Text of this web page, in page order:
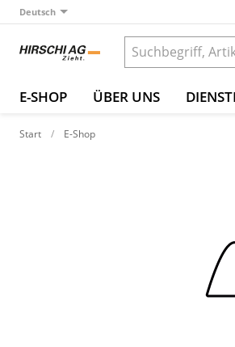
Deutsch
E-SHOP ÜBER UNS
Start E-Shop